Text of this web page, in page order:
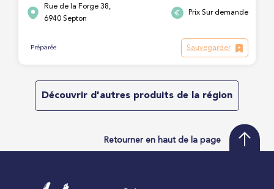
Rue de la Forge 38,
6940 Septon
Prix Sur demande
Préparée Sauvegarder
Découvrir d'autres produits de la région
Retourner en haut de la page